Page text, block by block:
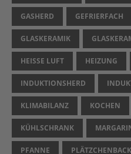
GASHERD GEFRIERFACH
GLASKERAMIK
HEISSE LUFT HEIZUNG
INDUKTIONSHERD
KLIMABILANZ KOCHEN
KÜHLSCHRANK
PFANNE